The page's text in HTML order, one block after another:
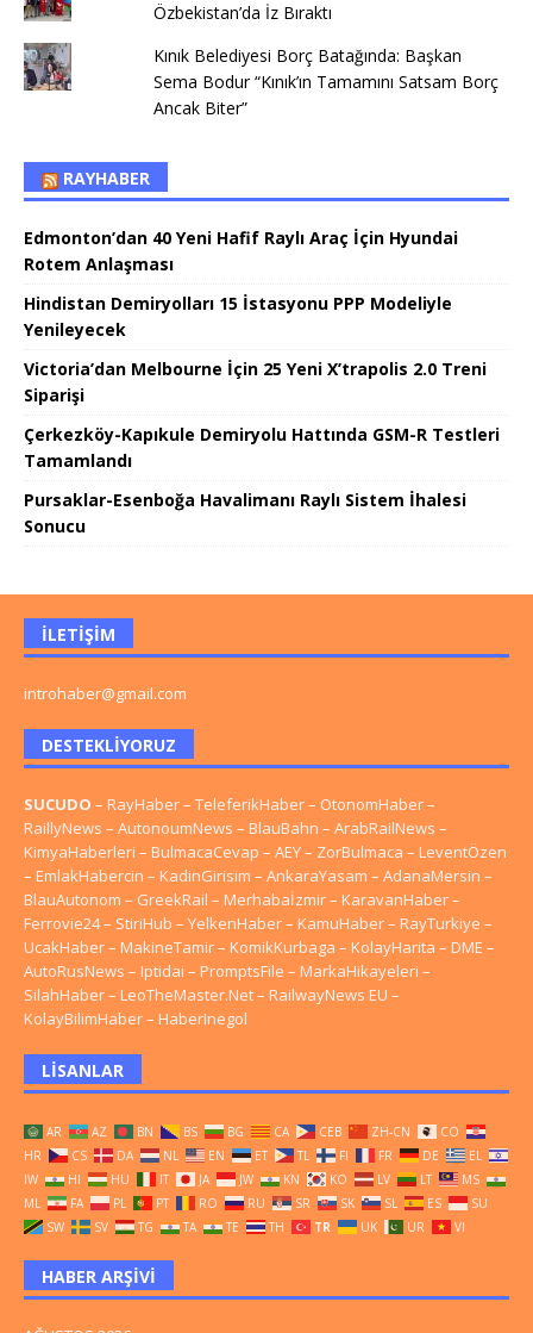
Özbekistan’da İz Bıraktı
Kınık Belediyesi Borç Batağında: Başkan
Sema Bodur “Kınık’ın Tamamını Satsam Borç
Ancak Biter”
RAYHABER
Edmonton’dan 40 Yeni Hafif Raylı Araç İçin Hyundai
Rotem Anlaşması
Hindistan Demiryolları 15 İstasyonu PPP Modeliyle
Yenileyecek
Victoria’dan Melbourne İçin 25 Yeni X’trapolis 2.0 Treni
Siparişi
Çerkezköy-Kapıkule Demiryolu Hattında GSM-R Testleri
Tamamlandı
Pursaklar-Esenboğa Havalimanı Raylı Sistem İhalesi
Sonucu
İLETIŞIM
introhaber@gmail.com
DESTEKLIYORUZ
SUCUDO – RayHaber– TeleferikHaber– OtonomHaber–
RaillyNews – AutonoumNews – BlauBahn – ArabRailNews –
KimyaHaberleri – BulmacaCevap – AEY– ZorBulmaca – LeventÖzen
– EmlakHabercin – KadinGirisim – AnkaraYasam – AdanaMersin –
BlauAutonom – GreekRail – Merhabaİzmir– KaravanHaber–
Ferrovie24– StiriHub – YelkenHaber– KamuHaber– RayTurkiye –
UcakHaber– MakineTamir– KomikKurbaga – KolayHarita – DME –
AutoRusNews – Iptidai – PromptsFile – MarkaHikayeleri –
SilahHaber– LeoTheMaster.Net– RailwayNews EU –
KolayBilimHaber– HaberInegol
LISANLAR
AR AZ BN BS BG CA CEB ZH-CN
CO
HR
CS DA NL EN ET TL FI FR DE
EL
IW
HI HU IT JA JW KN KO LV LT
MS
ML
FA PL PT RO RU SR SK SL ES
SU
SW
SV TG TA TE TH TR UK UR VI
HABER ARŞIVI